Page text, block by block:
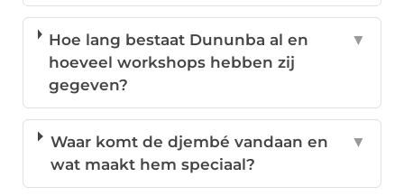
Hoe lang bestaat Dununba al en
hoeveel workshops hebben zij
gegeven?
▼
Waar komt de djembé vandaan en
wat maakt hem speciaal?
▼